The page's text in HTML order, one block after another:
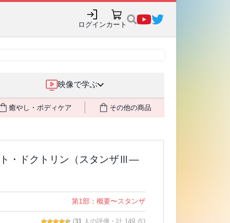
ログインカート
映像で学ぶ
癒やし・ボディケア その他の商品
・ドクトリン（スタンザⅢ―
第1部：概要〜スタンザ
(31 人の評価・計 149 点)